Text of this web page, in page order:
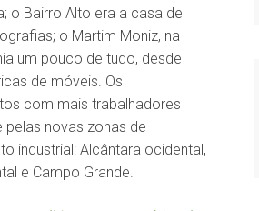
o Bairro Alto era a casa de
o Martim Moniz, na
um pouco de tudo, desde
de móveis. Os
com mais trabalhadores
pelas novas zonas de
industrial: Alcântara ocidental,
e Campo Grande.